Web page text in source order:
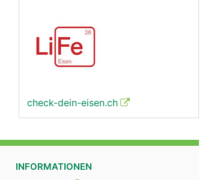
check-dein-eisen.ch
INFORMATIONEN